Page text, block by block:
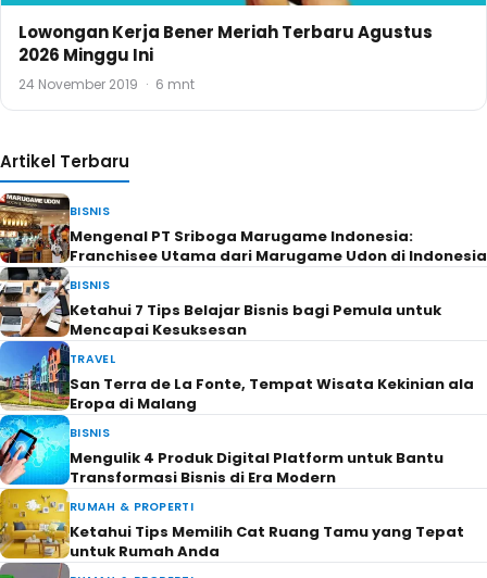
Lowongan Kerja Bener Meriah Terbaru Agustus
2026 Minggu Ini
24 November 2019 · 6 mnt
Artikel Terbaru
BISNIS
Mengenal PT Sriboga Marugame Indonesia:
Franchisee Utama dari Marugame Udon di Indonesia
BISNIS
Ketahui 7 Tips Belajar Bisnis bagi Pemula untuk
Mencapai Kesuksesan
TRAVEL
San Terra de La Fonte, Tempat Wisata Kekinian ala
Eropa di Malang
BISNIS
Mengulik 4 Produk Digital Platform untuk Bantu
Transformasi Bisnis di Era Modern
RUMAH & PROPERTI
Ketahui Tips Memilih Cat Ruang Tamu yang Tepat
untuk Rumah Anda